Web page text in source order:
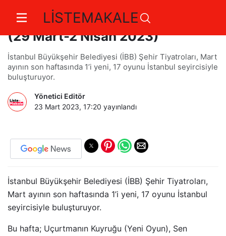
LİSTEMAKALE
İBB Şehir Tiyatroları'nda Bu Hafta
(29 Mart-2 Nisan 2023)
İstanbul Büyükşehir Belediyesi (İBB) Şehir Tiyatroları, Mart
ayının son haftasında 1’i yeni, 17 oyunu İstanbul seyircisiyle
buluşturuyor.
Yönetici Editör
23 Mart 2023, 17:20 yayınlandı
İstanbul Büyükşehir Belediyesi (İBB) Şehir Tiyatroları,
Mart ayının son haftasında 1’i yeni, 17 oyunu İstanbul
seyircisiyle buluşturuyor.
Bu hafta; Uçurtmanın Kuyruğu (Yeni Oyun), Sen